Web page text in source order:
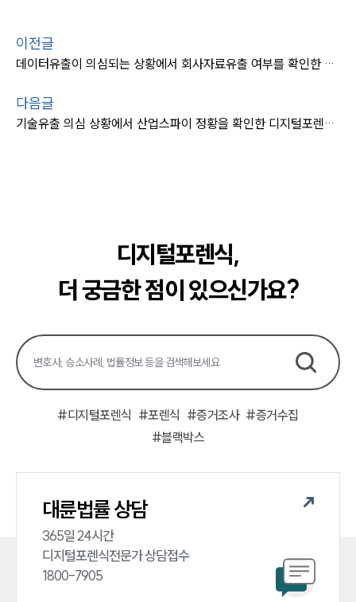
이전글
데이터유출이 의심되는 상황에서 회사자료유출 여부를 확인한 과정은?
다음글
기술유출 의심 상황에서 산업스파이 정황을 확인한 디지털포렌식 분석은?
디지털포렌식,
더 궁금한 점이 있으신가요?
#디지털포렌식 #포렌식 #증거조사 #증거수집
#블랙박스
대륜법률 상담
365일 24시간
디지털포렌식전문가 상담접수
1800-7905